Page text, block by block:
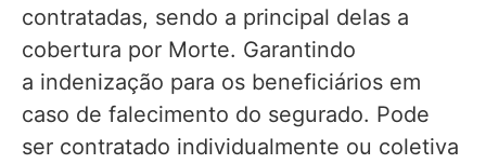
contratadas, sendo a principal delas a
cobertura por Morte. Garantindo
a indenização para os beneficiários em
caso de falecimento do segurado. Pode
ser contratado individualmente ou coletiva